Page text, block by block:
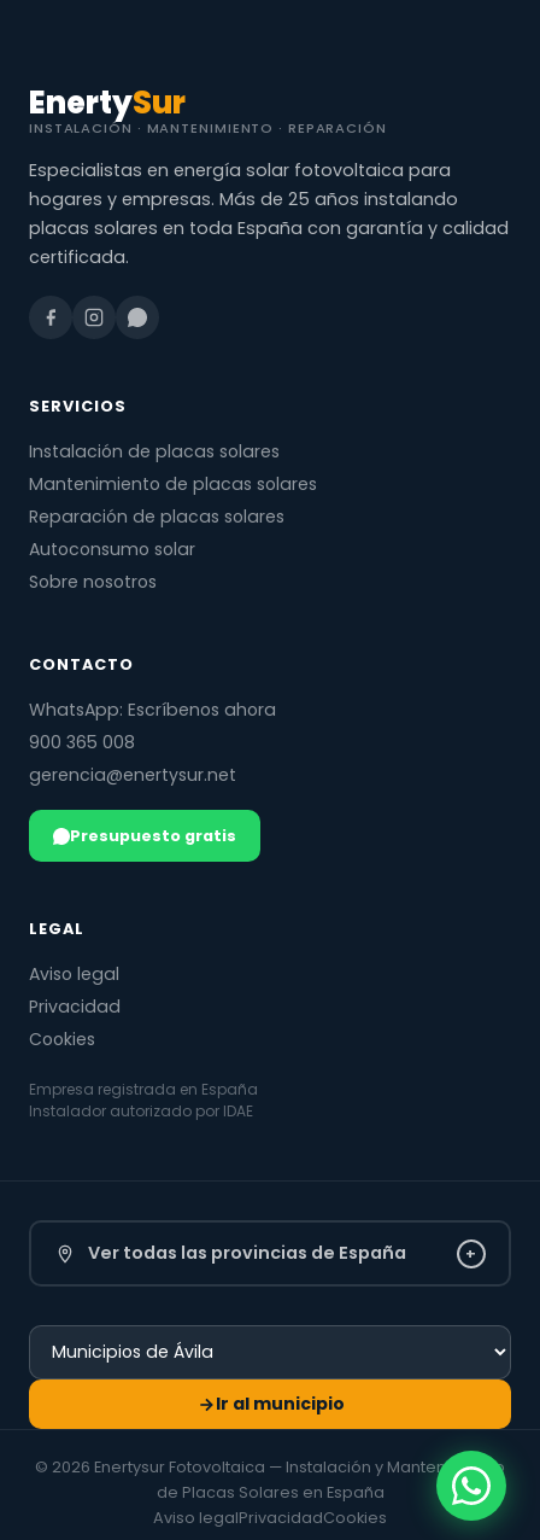
EnertySur
INSTALACIÓN · MANTENIMIENTO · REPARACIÓN
Especialistas en energía solar fotovoltaica para
hogares y empresas. Más de 25 años instalando
placas solares en toda España con garantía y calidad
certificada.
SERVICIOS
Instalación de placas solares
Mantenimiento de placas solares
Reparación de placas solares
Autoconsumo solar
Sobre nosotros
CONTACTO
WhatsApp: Escríbenos ahora
900 365 008
gerencia@enertysur.net
Presupuesto gratis
LEGAL
Aviso legal
Privacidad
Cookies
Empresa registrada en España
Instalador autorizado por IDAE
Ver todas las provincias de España +
Ir al municipio
© 2026 Enertysur Fotovoltaica — Instalación y Mantenimiento
de Placas Solares en España
Aviso legalPrivacidadCookies